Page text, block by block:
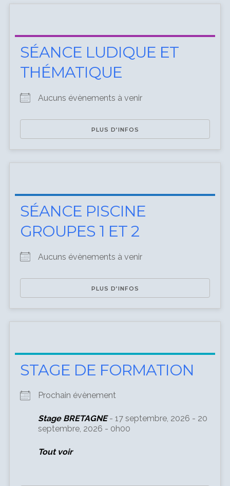
Remember me
SÉANCE LUDIQUE ET
THÉMATIQUE
Aucuns évènements à venir
PLUS D’INFOS
SÉANCE PISCINE
GROUPES 1 ET 2
Aucuns évènements à venir
PLUS D’INFOS
STAGE DE FORMATION
Prochain évènement
Stage BRETAGNE- 17 septembre, 2026 - 20
septembre, 2026 - 0h00
Tout voir